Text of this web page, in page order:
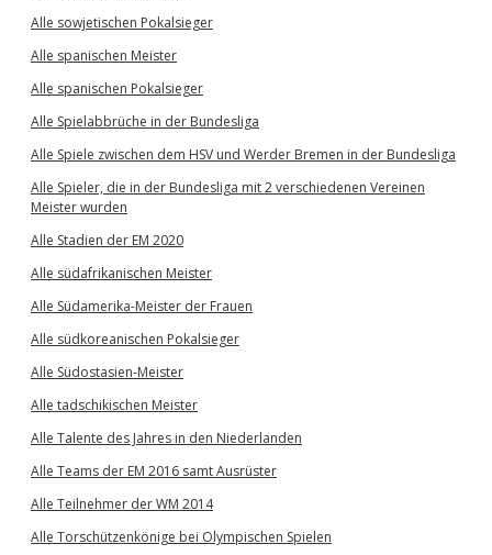
Alle sowjetischen Pokalsieger
Alle spanischen Meister
Alle spanischen Pokalsieger
Alle Spielabbrüche in der Bundesliga
Alle Spiele zwischen dem HSV und Werder Bremen in der Bundesliga
Alle Spieler, die in der Bundesliga mit 2 verschiedenen Vereinen
Meister wurden
Alle Stadien der EM 2020
Alle südafrikanischen Meister
Alle Südamerika-Meister der Frauen
Alle südkoreanischen Pokalsieger
Alle Südostasien-Meister
Alle tadschikischen Meister
Alle Talente des Jahres in den Niederlanden
Alle Teams der EM 2016 samt Ausrüster
Alle Teilnehmer der WM 2014
Alle Torschützenkönige bei Olympischen Spielen